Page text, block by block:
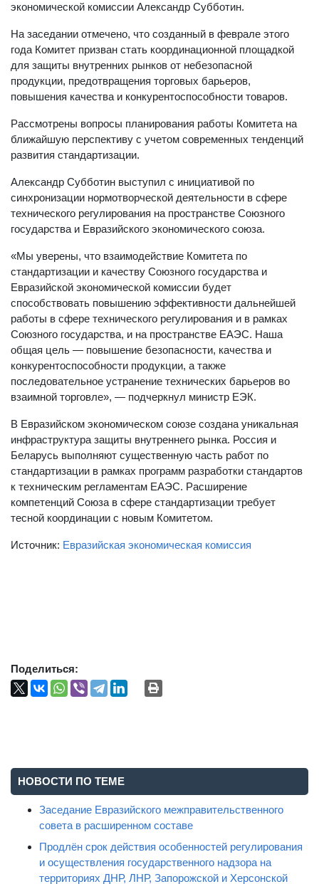
экономической комиссии Александр Субботин.
На заседании отмечено, что созданный в феврале этого
года Комитет призван стать координационной площадкой
для защиты внутренних рынков от небезопасной
продукции, предотвращения торговых барьеров,
повышения качества и конкурентоспособности товаров.
Рассмотрены вопросы планирования работы Комитета на
ближайшую перспективу с учетом современных тенденций
развития стандартизации.
Александр Субботин выступил с инициативой по
синхронизации нормотворческой деятельности в сфере
технического регулирования на пространстве Союзного
государства и Евразийского экономического союза.
«Мы уверены, что взаимодействие Комитета по
стандартизации и качеству Союзного государства и
Евразийской экономической комиссии будет
способствовать повышению эффективности дальнейшей
работы в сфере технического регулирования и в рамках
Союзного государства, и на пространстве ЕАЭС. Наша
общая цель — повышение безопасности, качества и
конкурентоспособности продукции, а также
последовательное устранение технических барьеров во
взаимной торговле», — подчеркнул министр ЕЭК.
В Евразийском экономическом союзе создана уникальная
инфраструктура защиты внутреннего рынка. Россия и
Беларусь выполняют существенную часть работ по
стандартизации в рамках программ разработки стандартов
к техническим регламентам ЕАЭС. Расширение
компетенций Союза в сфере стандартизации требует
тесной координации с новым Комитетом.
Источник: Евразийская экономическая комиссия
Поделиться:
НОВОСТИ ПО ТЕМЕ
Заседание Евразийского межправительственного
совета в расширенном составе
Продлён срок действия особенностей регулирования
и осуществления государственного надзора на
территориях ДНР, ЛНР, Запорожской и Херсонской